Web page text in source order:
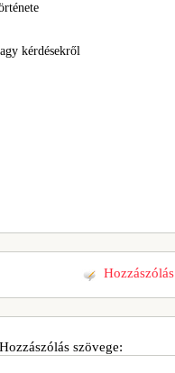
kérdésekről
Hozzászólás
Hozzászólás szövege: